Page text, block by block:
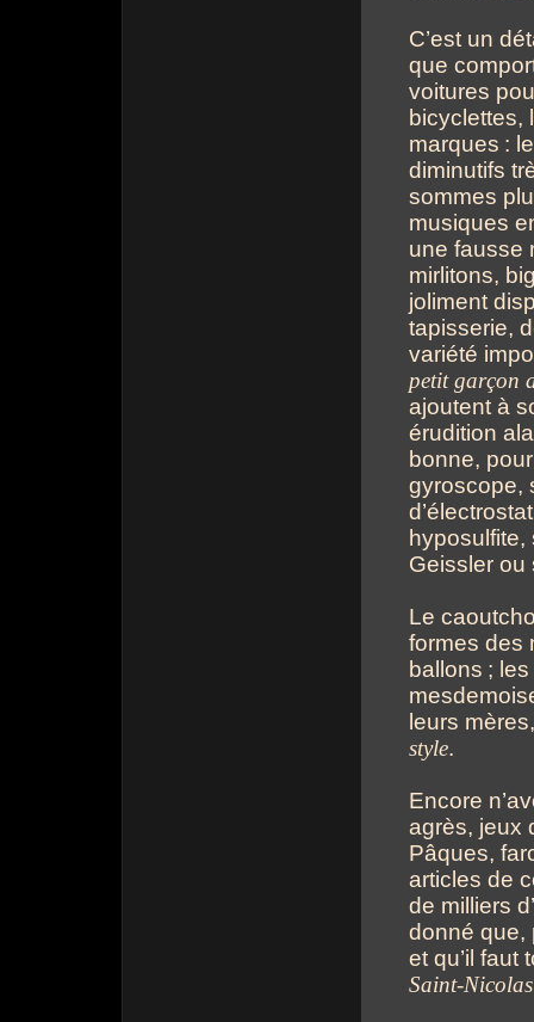
C’est un
que
voitures
bicyclettes,
marques :
diminutifs
sommes
musiques
une fausse
mirlitons,
joliment
tapisserie,
variété
petit garçon
ajoutent à
érudition
bonne,
gyroscope,
hyposulfite,
Geissler ou
Le
formes des
ballons ;
leurs
style.
Encore
agrès, jeux
Pâques,
articles de
de milliers
donné que,
et qu’il faut
Saint-